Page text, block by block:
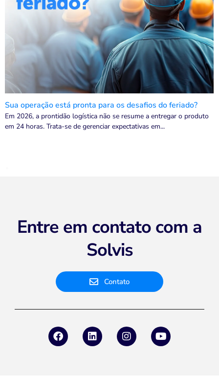
Sua operação está pronta para os desafios do feriado?
Em 2026, a prontidão logística não se resume a entregar o produto
em 24 horas. Trata-se de gerenciar expectativas em...
Entre em contato com a
Solvis
Contato